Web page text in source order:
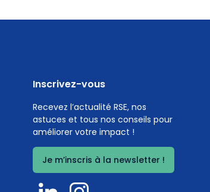
Inscrivez-vous
Recevez l’actualité RSE, nos
astuces et tous nos conseils pour
améliorer votre impact !
Je m’inscris à la newsletter !